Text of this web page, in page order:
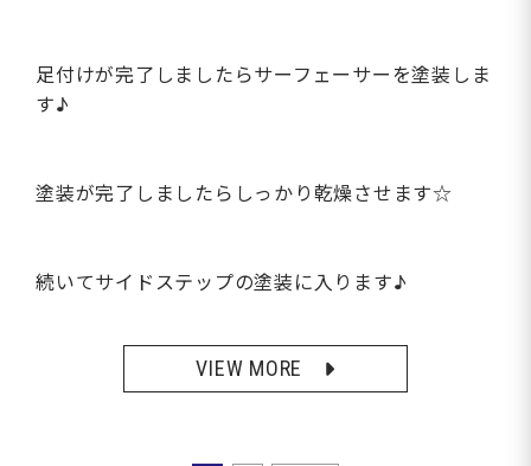
足付けが完了しましたらサーフェーサーを塗装しま
す♪
塗装が完了しましたらしっかり乾燥させます☆
続いてサイドステップの塗装に入ります♪
VIEW MORE